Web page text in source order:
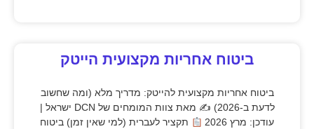
ביטוח אחריות מקצועית הייטק
ביטוח אחריות מקצועית להייטק: מדריך מלא (ומה שחשוב
לדעת ב-2026) ✍
מאת צוות המומחים של DCN ישראל |
עודכן: מרץ 2026
תקציר לעברית (למי שאין זמן) ביטוח